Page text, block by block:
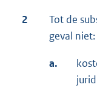
2
Tot de
geval niet:
a.